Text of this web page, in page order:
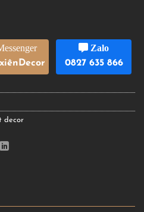
Zalo
0827 635 866
decor